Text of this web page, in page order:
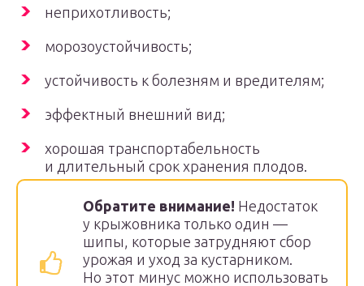
неприхотливость;
морозоустойчивость;
устойчивость к болезням и вредителям;
эффектный внешний вид;
хорошая транспортабельность
и длительный срок хранения плодов.
Обратите внимание! Недостаток
у крыжовника только один —
шипы, которые затрудняют сбор
урожая и уход за кустарником.
Но этот минус можно использовать